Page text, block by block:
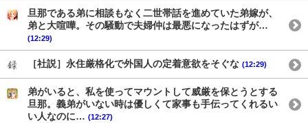
旦那である弟に相談もなく二世帯話を進めていた弟嫁が、
弟と大喧嘩。その騒動で夫婦仲は最悪になったはずが…
(12:29)
［社説］永住厳格化で外国人の定着意欲をそぐな (12:29)
弟がいると、私を使ってマウントして威厳を保とうとする
旦那。義弟がいない時は優しくて家事も手伝ってくれるい
い人なのに… (12:27)